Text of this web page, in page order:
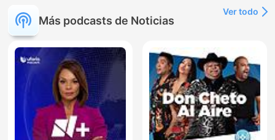
Más podcasts de Noticias
Ver todo